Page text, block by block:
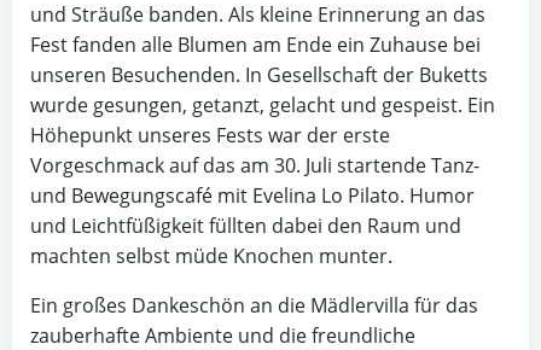
und Sträuße banden. Als kleine Erinnerung an das
Fest fanden alle Blumen am Ende ein Zuhause bei
unseren Besuchenden. In Gesellschaft der Buketts
wurde gesungen, getanzt, gelacht und gespeist. Ein
Höhepunkt unseres Fests war der erste
Vorgeschmack auf das am 30. Juli startende Tanz-
und Bewegungscafé mit Evelina Lo Pilato. Humor
und Leichtfüßigkeit füllten dabei den Raum und
machten selbst müde Knochen munter.
Ein großes Dankeschön an die Mädlervilla für das
zauberhafte Ambiente und die freundliche